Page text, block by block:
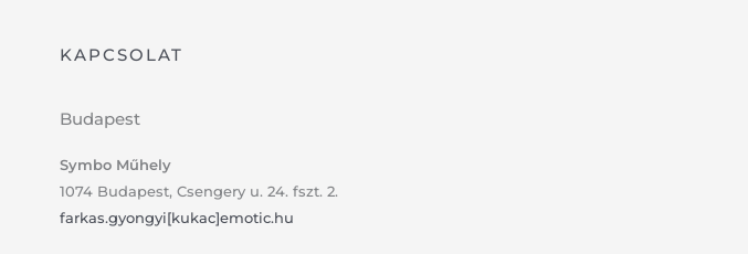
KAPCSOLAT
Budapest
Symbo Műhely
1074 Budapest, Csengery u. 24. fszt. 2.
farkas.gyongyi[kukac]emotic.hu